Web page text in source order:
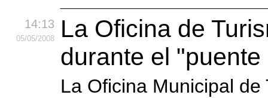
14:13
05/05/2008
La Oficina de
durante el
La Oficina Municipal